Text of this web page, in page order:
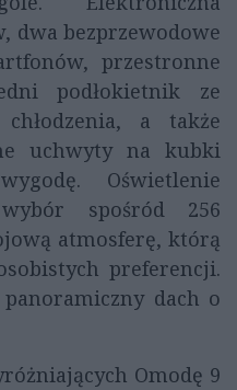
dwa bezprzewodowe
przestronne
podłokietnik ze
a także
uchwyty na kubki
Oświetlenie
spośród 256
atmosferę, którą
preferencji.
dach o
Omodę 9